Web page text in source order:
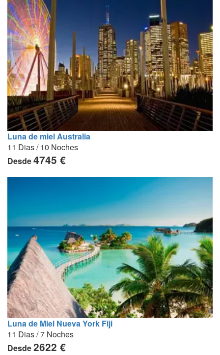
Luna de miel Australia
11 Dias / 10 Noches
Desde4745 €
Luna de Miel Nueva York Fiji
11 Dias / 7 Noches
Desde2622 €